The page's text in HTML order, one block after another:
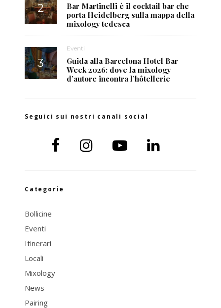
Bar Martinelli è il cocktail bar che
porta Heidelberg sulla mappa della
mixology tedesca
Eventi
Guida alla Barcelona Hotel Bar
Week 2026: dove la mixology
d’autore incontra l’hôtellerie
Seguici sui nostri canali social
Categorie
Bollicine
Eventi
Itinerari
Locali
Mixology
News
Pairing